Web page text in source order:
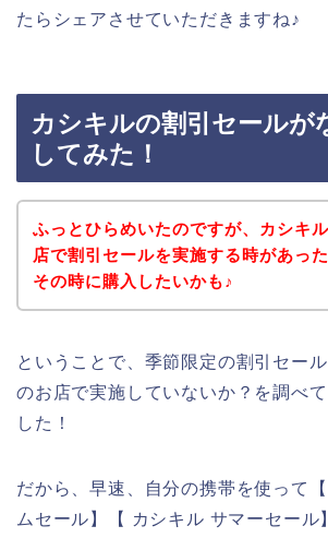
たらシェアさせていただきますね♪
カシキルの割引セールが
してみた！
ふっとひらめいたのですが、カシキ
店で割引セールを実施する時があった
その時に購入したいかも♪
ということで、季節限定の割引セー
のお店で実施していないか？を調べ
した！
だから、早速、自分の携帯を使って
ムセール】【 カシキル サマーセール